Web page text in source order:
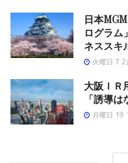
日本
ログラ
ネススキ
火曜日 7
大阪ＩＲ
「誘導は
月曜日 19